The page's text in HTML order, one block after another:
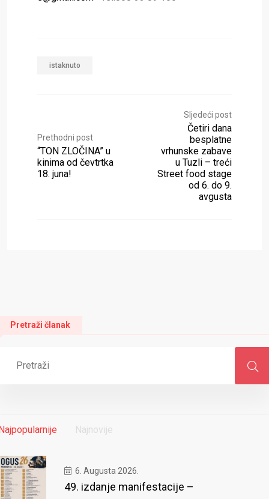
istaknuto
Prethodni post
“TON ZLOČINA” u
kinima od čevtrtka
18. juna!
Sljedeći post
Četiri dana
besplatne
vrhunske zabave
u Tuzli – treći
Street food stage
od 6. do 9.
avgusta
Pretraži članak
Najnovije
6. Augusta 2026.
49. izdanje manifestacije –